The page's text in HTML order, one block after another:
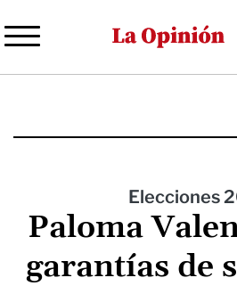
al
Elecciones
Paloma
garantías de